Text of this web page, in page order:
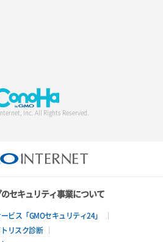
Inc. All Rights Reserved.
セキュリティ事業について
ビス「GMOセキュリティ24」
リスク診断